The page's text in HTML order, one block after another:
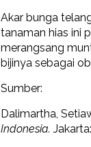
Akar bunga
tanaman hias ini
merangsang
bijinya sebagai
Sumber:
Dalimartha,
Indonesia.